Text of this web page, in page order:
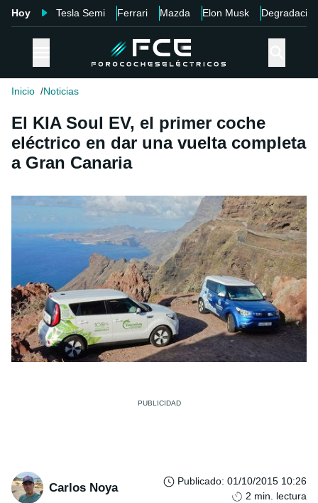
Hoy Tesla Semi Ferrari Mazda Elon Musk Degradación
Inicio Noticias
El KIA Soul EV, el primer coche
eléctrico en dar una vuelta completa
a Gran Canaria
Carlos Noya Publicado: 01/10/2015 10:26
2 min. lectura